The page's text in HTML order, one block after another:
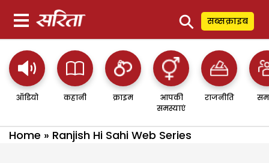
⚲ सब्सक्राइब
ऑडियो कहानी क्राइम
आपकी
समस्याएं
राजनीति
Home » Ranjish Hi Sahi Web Series